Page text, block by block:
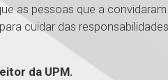
as pessoas que a
cuidar das
da UPM.